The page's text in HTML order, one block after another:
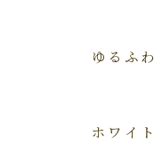
ゆるふ
ホワイ